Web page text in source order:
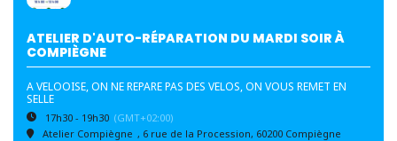
ATELIER D'AUTO-RÉPARATION DU MARDI SOIR À
COMPIÈGNE
A VELOOISE, ON NE REPARE PAS DES VELOS, ON VOUS REMET EN
SELLE
17h30 - 19h30 (GMT+02:00)
Atelier Compiègne , 6 rue de la Procession, 60200 Compiègne